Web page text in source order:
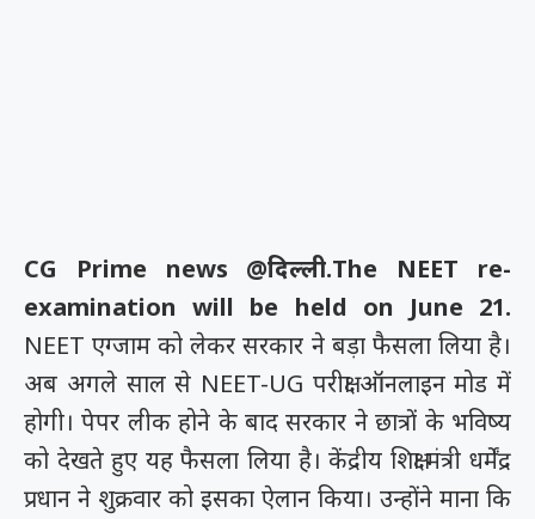
CG Prime news @दिल्ली.The NEET re-
examination will be held on June 21.
NEET एग्जाम को लेकर सरकार ने बड़ा फैसला लिया है।
अब अगले साल से NEET-UG परीक्षा ऑनलाइन मोड में
होगी। पेपर लीक होने के बाद सरकार ने छात्रों के भविष्य
को देखते हुए यह फैसला लिया है। केंद्रीय शिक्षा मंत्री धर्मेंद्र
प्रधान ने शुक्रवार को इसका ऐलान किया। उन्होंने माना कि